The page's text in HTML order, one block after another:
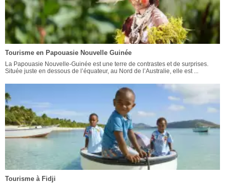
Tourisme en Papouasie Nouvelle Guinée
La Papouasie Nouvelle-Guinée est une terre de contrastes et de surprises.
Située juste en dessous de l’équateur, au Nord de l’Australie, elle est ...
Tourisme à Fidji